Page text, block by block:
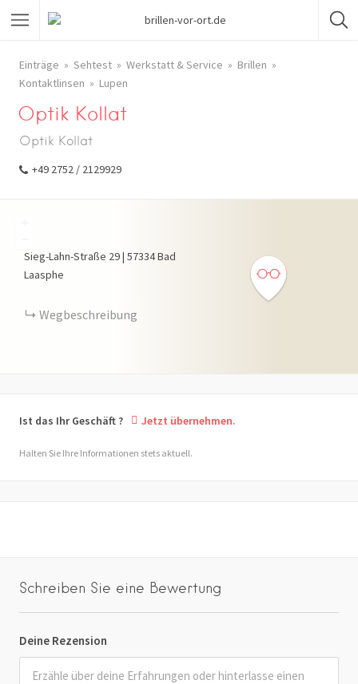
Einträge Sehtest Werkstatt & Service
Brillen
Kontaktlinsen
Lupen
Optik Kollat
Optik Kollat
+49 2752 / 2129929
Sieg-Lahn-Straße 29| 57334Bad
Laasphe
Wegbeschreibung
Ist das Ihr Geschäft ? Jetzt übernehmen.
Halten Sie Ihre Informationen stets aktuell.
Schreiben Sie eine Bewertung
Deine Rezension